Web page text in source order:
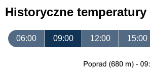
Historyczne temperatury
06:00 09:00 12:00 15:00